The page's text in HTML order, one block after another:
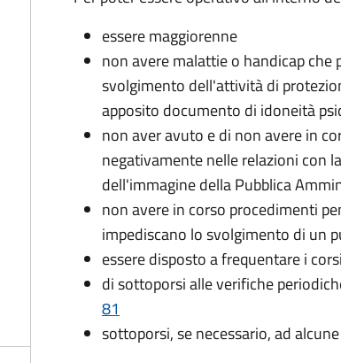
essere maggiorenne
non avere malattie o handicap
svolgimento dell'attività di
apposito documento di idoneità
non aver avuto e di non avere in
negativamente nelle relazioni con
dell'immagine della Pubblica
non avere in corso procedimenti
impediscano lo svolgimento di un
essere disposto a frequentare i
di sottoporsi alle verifiche
81
sottoporsi, se necessario, ad